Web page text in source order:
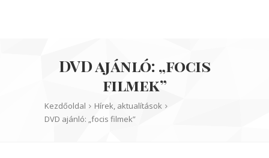
DVD ajánló: „focis
filmek”
Kezdőoldal
Hírek, aktualítások
DVD ajánló: „focis filmek”